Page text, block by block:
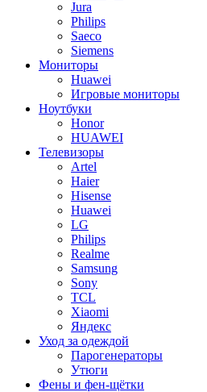
Jura
Philips
Saeco
Siemens
Мониторы
Huawei
Игровые мониторы
Ноутбуки
Honor
HUAWEI
Телевизоры
Artel
Haier
Hisense
Huawei
LG
Philips
Realme
Samsung
Sony
TCL
Xiaomi
Яндекс
Уход за одеждой
Парогенераторы
Утюги
Фены и фен-щётки